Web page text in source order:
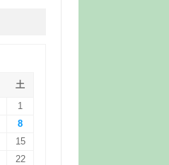
土
1
8
15
22